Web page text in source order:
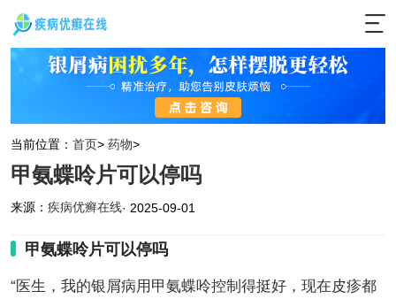
当前位置： 首页> 药物>
甲氨蝶呤片可以停吗
来源： 疾病优癣在线· 2025-09-01
甲氨蝶呤片可以停吗
“医生，我的银屑病用甲氨蝶呤控制得挺好，现在皮疹都